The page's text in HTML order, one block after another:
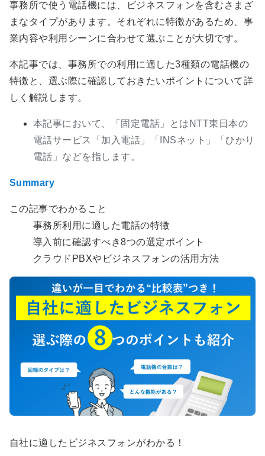
事務所で使う電話機には、ビジネスフォンを含むさまざ
まなタイプがあります。それぞれに特徴があるため、事
業内容や利用シーンに合わせて選ぶことが大切です。
本記事では、事務所での利用に適した3種類の電話機の
特徴と、選ぶ際に確認しておきたいポイントについて詳
しく解説します。
本記事において、「固定電話」とはNTT東日本の
電話サービス「加入電話」「INSネット」「ひかり
電話」などを指します。
Summary
この記事でわかること
事務所利用に適した電話の特徴
導入前に確認すべき8つの選定ポイント
クラウドPBXやビジネスフォンの活用方法
自社に適したビジネスフォンがわかる！